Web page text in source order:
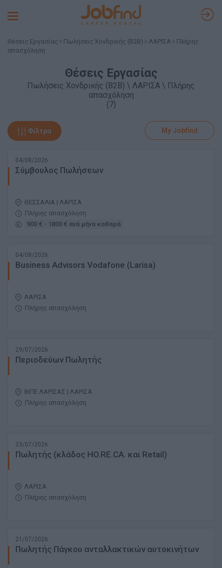
Toggle
Θέσεις Εργασίας Πωλήσεις Χονδρικής (B2B) ΛΑΡΙΣΑ
Πλήρης
απασχόληση
Θέσεις Εργασίας
Πωλήσεις Χονδρικής (B2B) \ ΛΑΡΙΣΑ \ Πλήρης
απασχόληση
(7)
Φίλτρα My Jobfind
04/08/2026
Σύμβουλος Πωλήσεων
ΘΕΣΣΑΛΙΑ | ΛΑΡΙΣΑ
Πλήρης απασχόληση
900 € - 1800 € ανά μήνα καθαρά
04/08/2026
Business Advisors Vodafone (Larisa)
ΛΑΡΙΣΑ
Πλήρης απασχόληση
29/07/2026
Περιοδεύων Πωλητής
ΒΙΠΕ ΛΑΡΙΣΑΣ | ΛΑΡΙΣΑ
Πλήρης απασχόληση
23/07/2026
Πωλητής (κλάδος HO.RE.CA. και Retail)
ΛΑΡΙΣΑ
Πλήρης απασχόληση
21/07/2026
Πωλητής Πάγκου ανταλλακτικών αυτοκινήτων